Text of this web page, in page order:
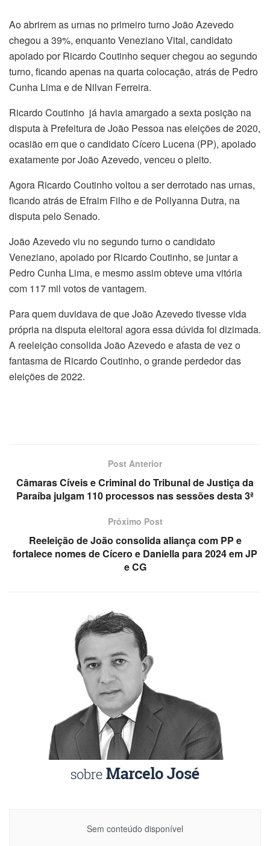
Ao abrirem as urnas no primeiro turno João Azevedo
chegou a 39%, enquanto Veneziano Vital, candidato
apoiado por Ricardo Coutinho sequer chegou ao segundo
turno, ficando apenas na quarta colocação, atrás de Pedro
Cunha Lima e de Nilvan Ferreira.
Ricardo Coutinho já havia amargado a sexta posição na
disputa à Prefeitura de João Pessoa nas eleições de 2020,
ocasião em que o candidato Cícero Lucena (PP), apoiado
exatamente por João Azevedo, venceu o pleito.
Agora Ricardo Coutinho voltou a ser derrotado nas urnas,
ficando atrás de Efraim Filho e de Pollyanna Dutra, na
disputa pelo Senado.
João Azevedo viu no segundo turno o candidato
Veneziano, apoiado por Ricardo Coutinho, se juntar a
Pedro Cunha Lima, e mesmo assim obteve uma vitória
com 117 mil votos de vantagem.
Para quem duvidava de que João Azevedo tivesse vida
própria na disputa eleitoral agora essa dúvida foi dizimada.
A reeleição consolida João Azevedo e afasta de vez o
fantasma de Ricardo Coutinho, o grande perdedor das
eleições de 2022.
Post Anterior
Câmaras Cíveis e Criminal do Tribunal de Justiça da
Paraíba julgam 110 processos nas sessões desta 3ª
Próximo Post
Reeleição de João consolida aliança com PP e
fortalece nomes de Cícero e Daniella para 2024 em JP
e CG
Sem conteúdo disponível